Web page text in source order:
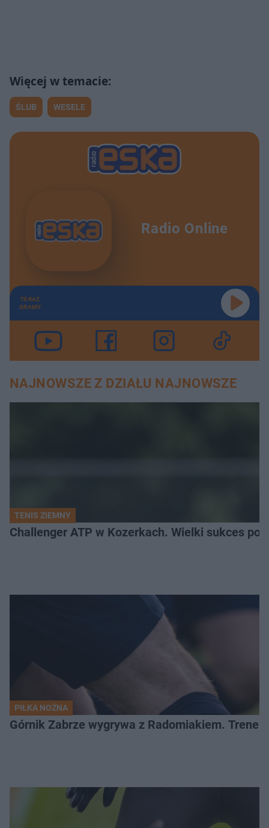
ŚLUB WESELE
Radio Online
TERAZ
GRAMY
NAJNOWSZE Z DZIAŁU NAJNOWSZE
TENIS ZIEMNY
Challenger ATP w Kozerkach. Wielki sukces
PIŁKA NOŻNA
Górnik Zabrze wygrywa z Radomiakiem. Trener